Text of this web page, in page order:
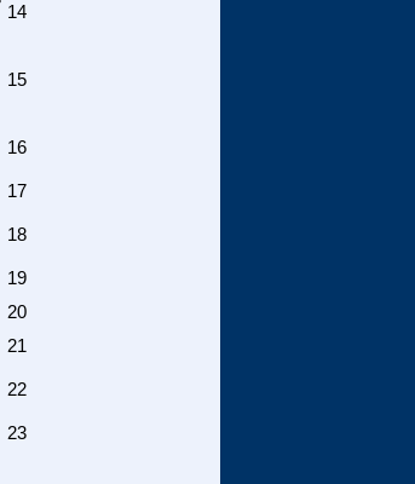
14
15
16
17
18
19
20
21
22
23